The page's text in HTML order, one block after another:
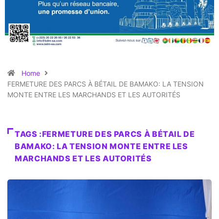
Home
FERMETURE DES PARCS À BÉTAIL DE BAMAKO: LA TENSION
MONTE ENTRE LES MARCHANDS ET LES AUTORITÉS
TAGS :FERMETURE DES PARCS À BÉTAIL DE
BAMAKO: LA TENSION MONTE ENTRE LES
MARCHANDS ET LES AUTORITÉS